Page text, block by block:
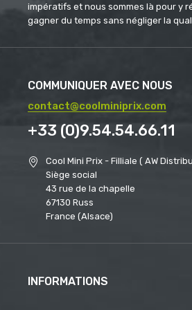
impératifs et nous sommes là pour y
gagner du temps sans négliger la
COMMUNIQUER AVEC NOUS
contact@coolminiprix.com
+33 (0)9.54.54.66.11
Cool Mini Prix - Filliale ( AW
Siège social
43 rue de la chapelle
67130 Russ
France (Alsace)
INFORMATIONS